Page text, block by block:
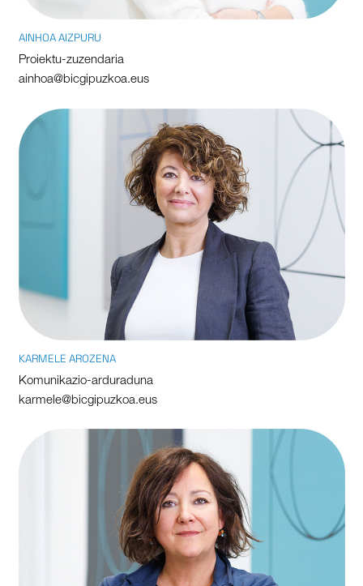
AINHOA AIZPURU
Proiektu-zuzendaria
ainhoa@bicgipuzkoa.eus
KARMELE AROZENA
Komunikazio-arduraduna
karmele@bicgipuzkoa.eus